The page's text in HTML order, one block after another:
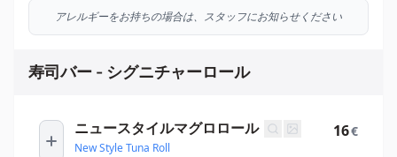
アレルギーをお持ちの場合は、スタッフにお知らせください
寿司バー - シグニチャーロール
ニュースタイルマグロロール
New Style Tuna Roll
16€